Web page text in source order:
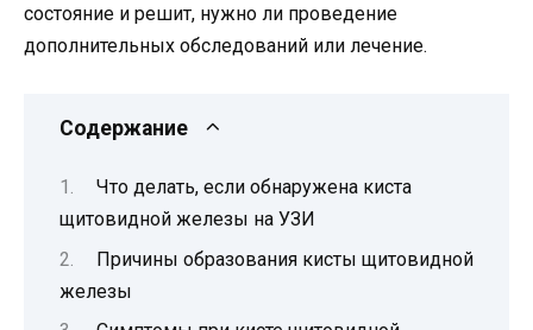
состояние и решит, нужно ли проведение
дополнительных обследований или лечение.
Содержание
Что делать, если обнаружена киста
щитовидной железы на УЗИ
Причины образования кисты щитовидной
железы